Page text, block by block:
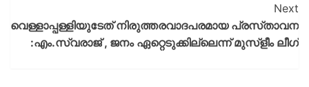
Next
വെള്ളാപ്പള്ളിയുടേത് നിരുത്തരവാദപരമായ പ്രസ്‌താവന
:എം.സ്വരാജ് , ജനം ഏറ്റെടുക്കില്ലെന്ന് മുസ്ളീം ലീഗ്